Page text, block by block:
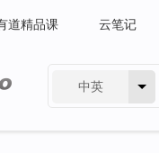
道精品课 云笔记
中英